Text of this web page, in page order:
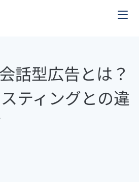
話型広告とは？
ティングとの違